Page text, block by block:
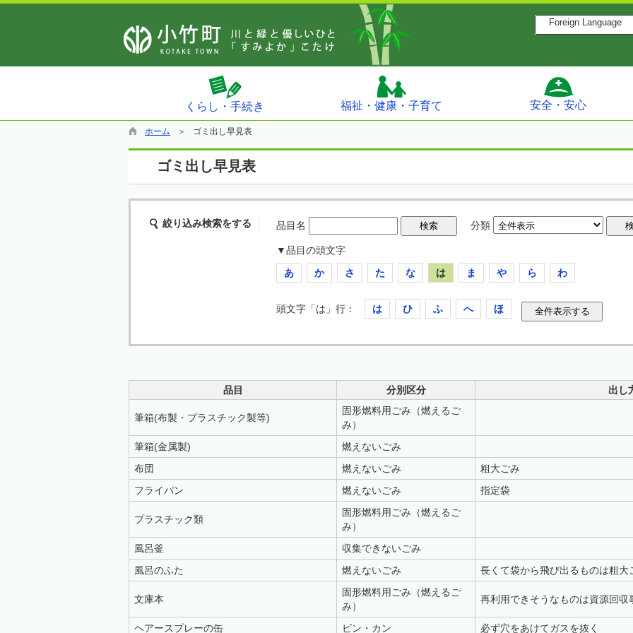
Foreign Language
くらし・手続き 福祉・健康・子育て 安全・安心
ホーム ゴミ出し早見表
ゴミ出し早見表
絞り込み検索をする 品目名 分類
▼品目の頭文字
あ
か さ た な は ま や ら わ
頭文字「は」行： は ひ ふ へ ほ
品目 分別区分 出し
筆箱(布製・プラスチック製等)
固形燃料用ごみ（燃えるご
み）
筆箱(金属製)
燃えないごみ
布団
燃えないごみ
粗大ごみ
フライパン
燃えないごみ 指定袋
プラスチック類
固形燃料用ごみ（燃えるご
み）
風呂釜
収集できないごみ
風呂のふた
燃えないごみ 長くて袋から飛び出るものは粗大
文庫本
固形燃料用ごみ（燃えるご
み）
再利用できそうなものは資源回収
ヘアースプレーの缶 ビン・カン 必ず穴をあけてガスを抜く